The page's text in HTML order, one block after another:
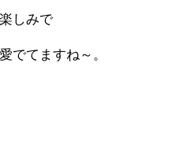
しみで
でてますね～。